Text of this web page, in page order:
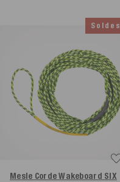
Soldes
Mesle Corde Wakeboard SIX